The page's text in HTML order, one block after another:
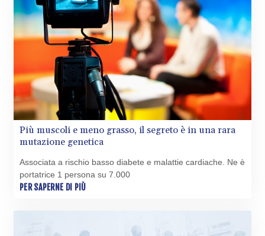
MUR 54.419742
MVR 17.862733
MWK
1998.775164
MXN 19.811945
MYR 4.728715
MZN 73.882892
NAD 18.726567
NGN
1577.963717
NIO 42.419473
NPR 175.501819
PGK 5.093937
Più muscoli e meno grasso, il segreto è in una rara
mutazione genetica
Associata a rischio basso diabete e malattie cardiache. Ne è
portatrice 1 persona su 7.000
PER SAPERNE DI PIÙ